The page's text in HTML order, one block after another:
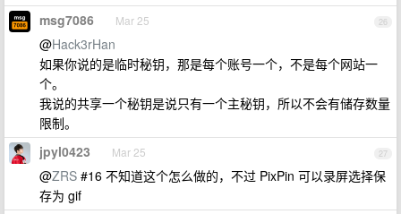
26
msg7086 Mar 25
@Hack3rHan
如果你说的是临时秘钥，那是每个账号一个，不是每个网站一
个。
我说的共享一个秘钥是说只有一个主秘钥，所以不会有储存数量
限制。
27
jpyl0423 Mar 25
@ZRS #16 不知道这个怎么做的，不过 PixPin 可以录屏选择保
存为 gif